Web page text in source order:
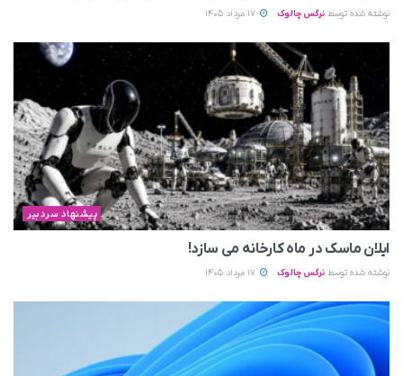
نوشته شده توسط نرگس چالوک
پیشنهاد سردبیر
ایلان ماسک در ماه کارخانه می سازد!
نوشته شده توسط نرگس چالوک